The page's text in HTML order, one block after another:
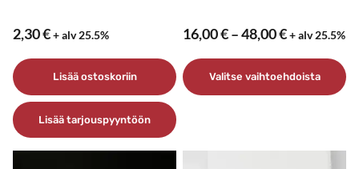
2,30€+ alv 25.5%
Lisää ostoskoriin
Lisää tarjouspyyntöön
16,00€–48,00€
–
48,00 €
+ alv 25.5%
Valitse vaihtoehdoista
on